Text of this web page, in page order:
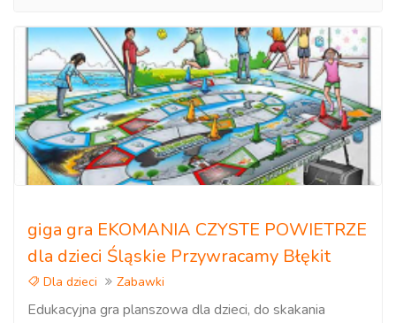
giga gra EKOMANIA CZYSTE POWIETRZE
dla dzieci Śląskie Przywracamy Błękit
Dla dzieci Zabawki
Edukacyjna gra planszowa dla dzieci, do skakania